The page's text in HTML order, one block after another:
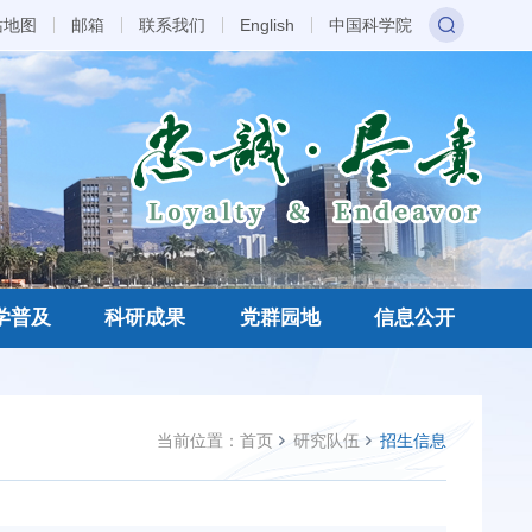
地图 邮箱 联系我们 English 中国科学院
普及 科研成果 党群园地 信息公开
当前位置： 首页 研究队伍 招生信息